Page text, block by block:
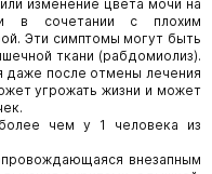
изменение цвета мочи на
в сочетании с плохим
Эти симптомы могут быть
ткани (рабдомиолиз).
даже после отмены лечения
угрожать жизни и может
чем у 1 человека из
внезапным